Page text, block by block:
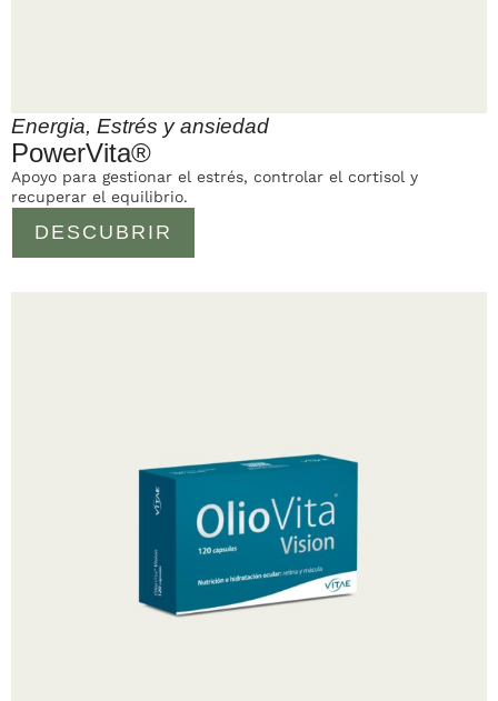
Energia, Estrés y ansiedad
PowerVita®
DESCUBRIR
Apoyo para gestionar el estrés, controlar el cortisol y
recuperar el equilibrio.